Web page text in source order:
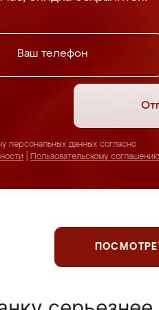
персональных данных согласно
Пользовательскому соглашению